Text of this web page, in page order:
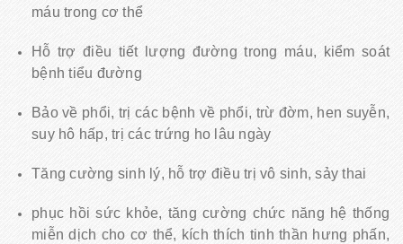
máu trong cơ thể
Hỗ trợ điều tiết lượng đường trong máu, kiểm soát
bệnh tiểu đường
Bảo về phổi, trị các bệnh về phổi, trừ đờm, hen suyễn,
suy hô hấp, trị các trứng ho lâu ngày
Tăng cường sinh lý, hỗ trợ điều trị vô sinh, sảy thai
phục hồi sức khỏe, tăng cường chức năng hệ thống
miễn dịch cho cơ thể, kích thích tinh thần hưng phấn,